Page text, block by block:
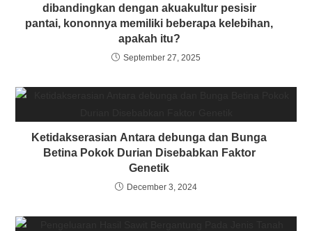
dibandingkan dengan akuakultur pesisir
pantai, kononnya memiliki beberapa kelebihan,
apakah itu?
September 27, 2025
Ketidakserasian Antara debunga dan Bunga
Betina Pokok Durian Disebabkan Faktor
Genetik
December 3, 2024